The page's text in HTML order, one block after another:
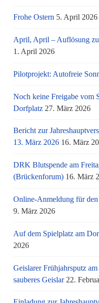
Frohe Ostern 5. April 2026
April, April – Auflösung
1. April 2026
Pilotprojekt: Autofreie
Noch keine Freigabe vom
Dorfplatz 27. März 2026
Bericht zur
13. März 2026 16. März
DRK Blutspende am
(Brückenforum) 16. März
Online-Anmeldung für
9. März 2026
Auf dem Spielplatz am
2026
Geislarer Frühjahrsputz
sauberes Geislar 22.